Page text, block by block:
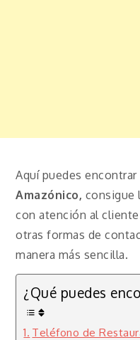
Aquí puedes encontrar
Amazónico, consigue
con atención al
otras formas de
manera más sencilla.
¿Qué puedes
Teléfono de